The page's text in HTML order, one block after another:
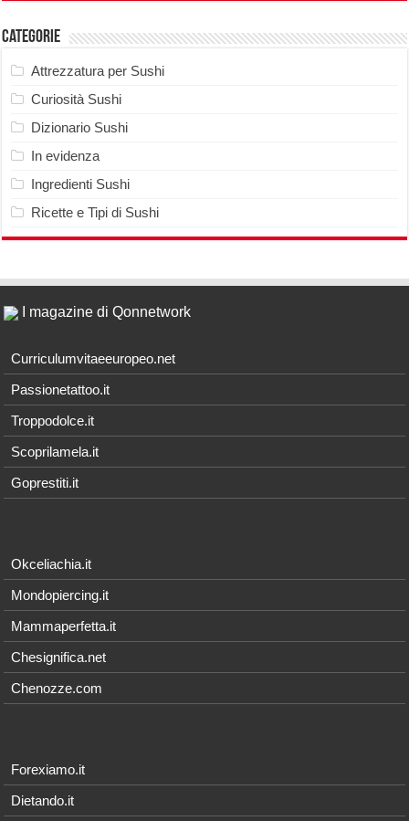
Categorie
Attrezzatura per Sushi
Curiosità Sushi
Dizionario Sushi
In evidenza
Ingredienti Sushi
Ricette e Tipi di Sushi
I magazine di Qonnetwork
Curriculumvitaeeuropeo.net
Passionetattoo.it
Troppodolce.it
Scoprilamela.it
Goprestiti.it
Okceliachia.it
Mondopiercing.it
Mammaperfetta.it
Chesignifica.net
Chenozze.com
Forexiamo.it
Dietando.it